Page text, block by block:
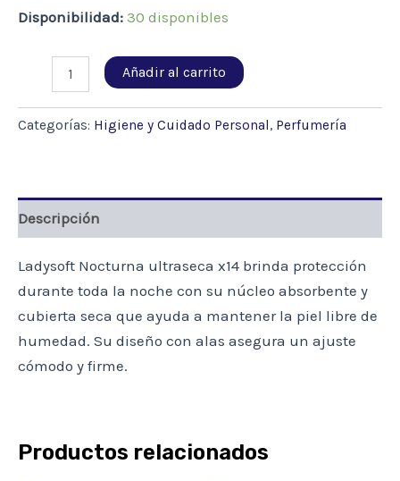
Disponibilidad: 30 disponibles
NOCTURNA
14
Añadir al carrito
Categorías: Higiene y Cuidado Personal, Perfumería
Descripción
Ladysoft Nocturna ultraseca x14 brinda protección
durante toda la noche con su núcleo absorbente y
cubierta seca que ayuda a mantener la piel libre de
humedad. Su diseño con alas asegura un ajuste
cómodo y firme.
Productos relacionados